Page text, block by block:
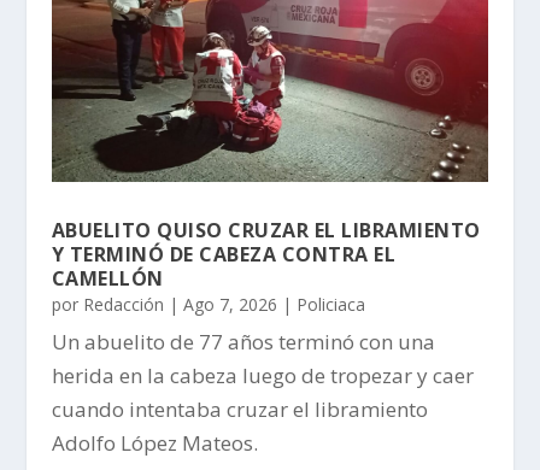
ABUELITO QUISO CRUZAR EL LIBRAMIENTO
Y TERMINÓ DE CABEZA CONTRA EL
CAMELLÓN
por Redacción | Ago 7, 2026 | Policiaca
Un abuelito de 77 años terminó con una
herida en la cabeza luego de tropezar y caer
cuando intentaba cruzar el libramiento
Adolfo López Mateos.